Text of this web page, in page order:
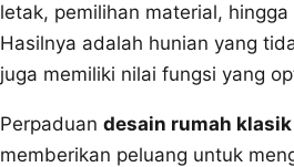
letak, pemilihan material,
Hasilnya adalah hunian yang
juga memiliki nilai fungsi yang
Perpaduan desain rumah klasik
memberikan peluang untuk